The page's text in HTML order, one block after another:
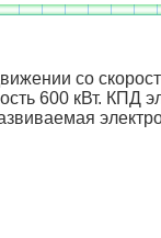
со
600 кВт. КПД